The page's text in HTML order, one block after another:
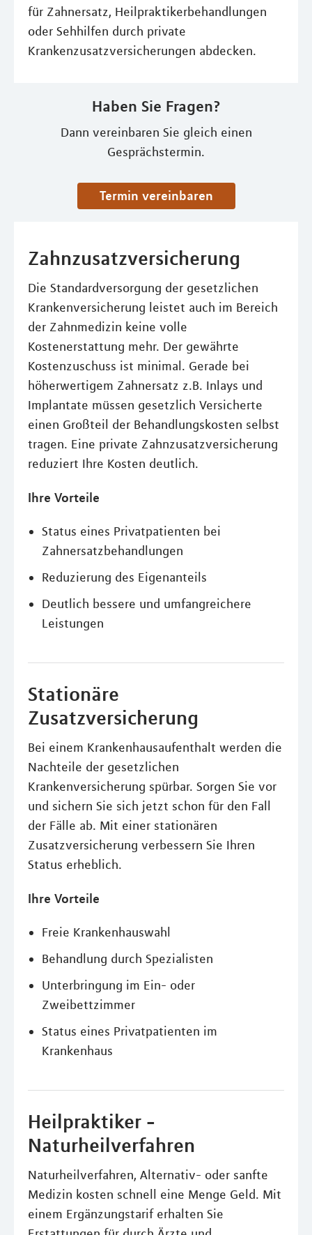
für Zahnersatz, Heilpraktikerbehandlungen
oder Sehhilfen durch private
Krankenzusatzversicherungen abdecken.
Haben Sie Fragen?
Dann vereinbaren Sie gleich einen
Gesprächstermin.
Termin vereinbaren
Zahnzusatzversicherung
Die Standardversorgung der gesetzlichen
Krankenversicherung leistet auch im Bereich
der Zahnmedizin keine volle
Kostenerstattung mehr. Der gewährte
Kostenzuschuss ist minimal. Gerade bei
höherwertigem Zahnersatz z.B. Inlays und
Implantate müssen gesetzlich Versicherte
einen Großteil der Behandlungskosten selbst
tragen. Eine private Zahnzusatzversicherung
reduziert Ihre Kosten deutlich.
Ihre Vorteile
Status eines Privatpatienten bei
Zahnersatzbehandlungen
Reduzierung des Eigenanteils
Deutlich bessere und umfangreichere
Leistungen
Stationäre
Zusatzversicherung
Bei einem Krankenhausaufenthalt werden die
Nachteile der gesetzlichen
Krankenversicherung spürbar. Sorgen Sie vor
und sichern Sie sich jetzt schon für den Fall
der Fälle ab. Mit einer stationären
Zusatzversicherung verbessern Sie Ihren
Status erheblich.
Ihre Vorteile
Freie Krankenhauswahl
Behandlung durch Spezialisten
Unterbringung im Ein- oder
Zweibettzimmer
Status eines Privatpatienten im
Krankenhaus
Heilpraktiker -
Naturheilverfahren
Naturheilverfahren, Alternativ- oder sanfte
Medizin kosten schnell eine Menge Geld. Mit
einem Ergänzungstarif erhalten Sie